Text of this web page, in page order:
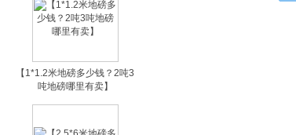
【1*1.2米地磅多少钱？2吨3
吨地磅哪里有卖】